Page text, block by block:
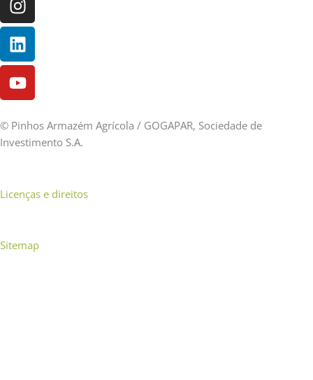
© Pinhos Armazém Agrícola / GOGAPAR, Sociedade de
Investimento S.A.
Licenças e direitos
Sitemap